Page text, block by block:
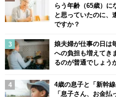
らう年齢（65歳）に
と思っていたのに、
ですか？
娘夫婦が仕事の日は
への負担も増えてき
るのが普通でしょう
4歳の息子と「新幹
「息子さん、お金